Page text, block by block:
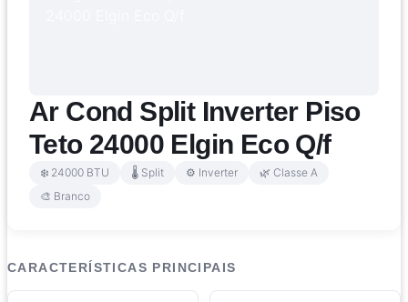
Ar Cond Split Inverter Piso
Teto 24000 Elgin Eco Q/f
❄️ 24000 BTU 🌡️ Split ⚙️ Inverter
🌿 Classe A
🎨 Branco
CARACTERÍSTICAS PRINCIPAIS